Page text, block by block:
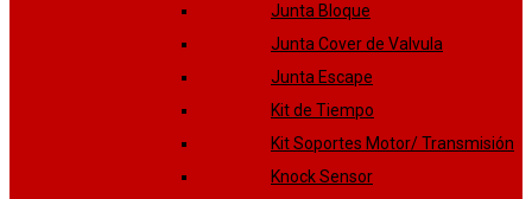
Junta Bloque
Junta Cover de Valvula
Junta Escape
Kit de Tiempo
Kit Soportes Motor/ Transmisión
Knock Sensor